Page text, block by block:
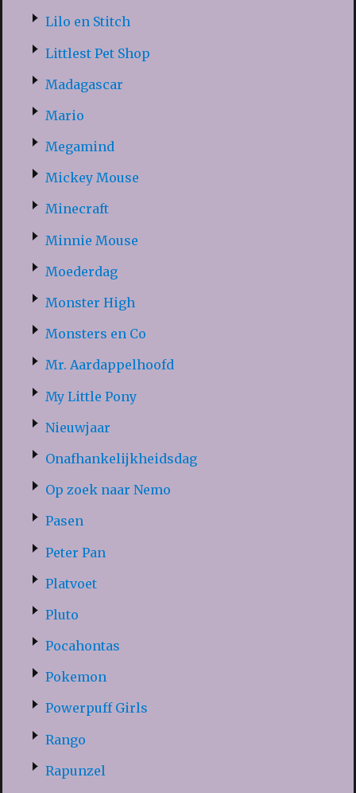
Lilo en Stitch
Littlest Pet Shop
Madagascar
Mario
Megamind
Mickey Mouse
Minecraft
Minnie Mouse
Moederdag
Monster High
Monsters en Co
Mr. Aardappelhoofd
My Little Pony
Nieuwjaar
Onafhankelijkheidsdag
Op zoek naar Nemo
Pasen
Peter Pan
Platvoet
Pluto
Pocahontas
Pokemon
Powerpuff Girls
Rango
Rapunzel